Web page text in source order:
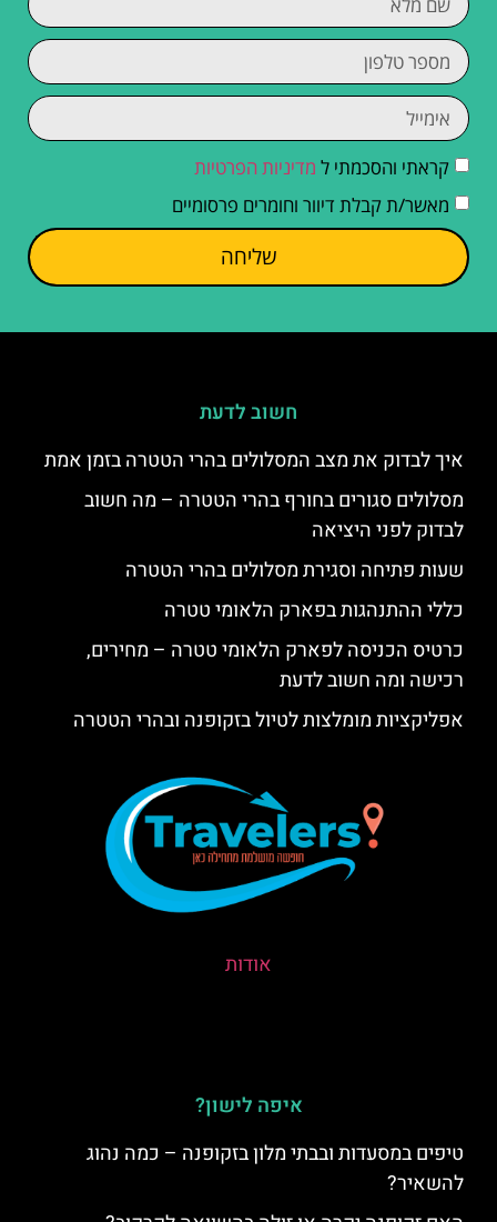
קראתי והסכמתי ל מדיניות הפרטיות
מאשר/ת קבלת דיוור וחומרים פרסומיים
שליחה
חשוב לדעת
איך לבדוק את מצב המסלולים בהרי הטטרה בזמן אמת
מסלולים סגורים בחורף בהרי הטטרה – מה חשוב
לבדוק לפני היציאה
שעות פתיחה וסגירת מסלולים בהרי הטטרה
כללי ההתנהגות בפארק הלאומי טטרה
כרטיס הכניסה לפארק הלאומי טטרה – מחירים,
רכישה ומה חשוב לדעת
אפליקציות מומלצות לטיול בזקופנה ובהרי הטטרה
אודות
איפה לישון?
טיפים במסעדות ובבתי מלון בזקופנה – כמה נהוג
להשאיר?